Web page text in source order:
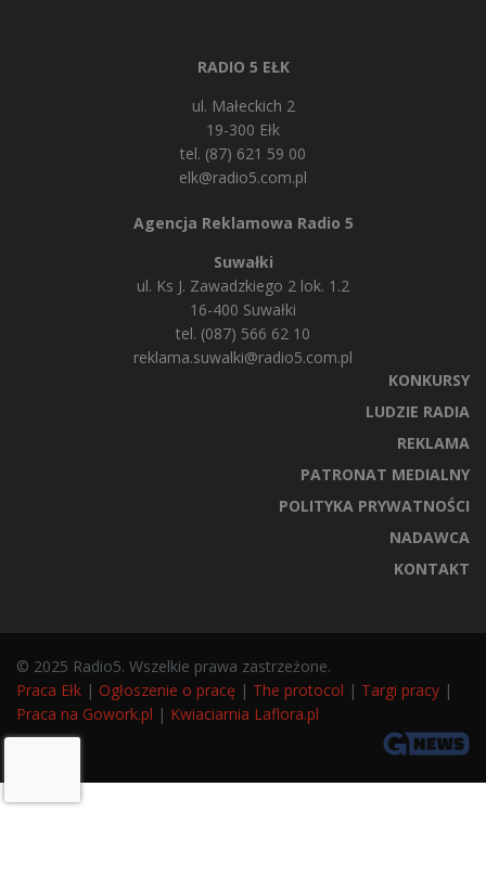
RADIO 5 EŁK
ul. Małeckich 2
19-300 Ełk
tel. (87) 621 59 00
elk@radio5.com.pl
Agencja Reklamowa Radio 5
Suwałki
ul. Ks J. Zawadzkiego 2 lok. 1.2
16-400 Suwałki
tel. (087) 566 62 10
reklama.suwalki@radio5.com.pl
KONKURSY
LUDZIE RADIA
REKLAMA
PATRONAT MEDIALNY
POLITYKA PRYWATNOŚCI
NADAWCA
KONTAKT
© 2025 Radio5. Wszelkie prawa zastrzeżone.
Praca Ełk | Ogłoszenie o pracę | The protocol | Targi pracy |
Praca na Gowork.pl | Kwiaciarnia Laflora.pl